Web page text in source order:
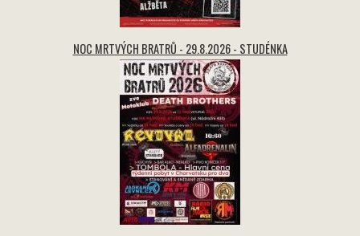
NOC MRTVÝCH BRATRŮ - 29.8.2026 - STUDÉNKA